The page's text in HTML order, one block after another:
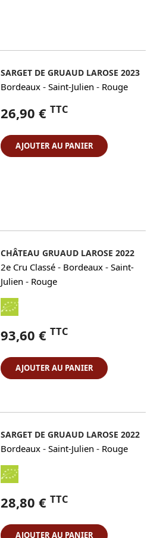
SARGET DE GRUAUD LAROSE 2023
Bordeaux - Saint-Julien - Rouge
26,90 € TTC
AJOUTER AU PANIER
CHÂTEAU GRUAUD LAROSE 2022
2e Cru Classé - Bordeaux - Saint-
Julien - Rouge
93,60 € TTC
AJOUTER AU PANIER
SARGET DE GRUAUD LAROSE 2022
Bordeaux - Saint-Julien - Rouge
28,80 € TTC
AJOUTER AU PANIER